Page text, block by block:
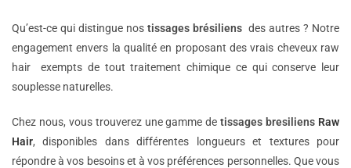
Qu’est-ce qui distingue nos tissages brésiliens des autres ? Notre
engagement envers la qualité en proposant des vrais cheveux raw
hair exempts de tout traitement chimique ce qui conserve leur
souplesse naturelles.
Chez nous, vous trouverez une gamme detissages bresiliens Raw
Hair, disponibles dans différentes longueurs et textures pour
répondre à vos besoins et à vos préférences personnelles. Que vous